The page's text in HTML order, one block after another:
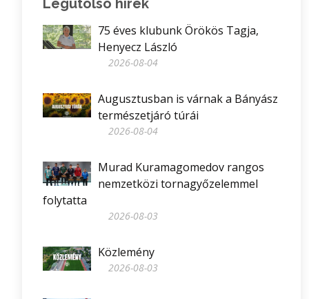
Legutolsó hírek
75 éves klubunk Örökös Tagja,
Henyecz László
2026-08-04
Augusztusban is várnak a Bányász
természetjáró túrái
2026-08-04
Murad Kuramagomedov rangos
nemzetközi tornagyőzelemmel
folytatta
2026-08-03
Közlemény
2026-08-03